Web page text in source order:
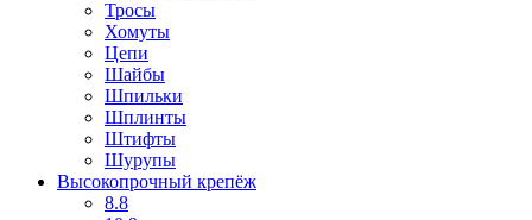
Тросы
Хомуты
Цепи
Шайбы
Шпильки
Шплинты
Штифты
Шурупы
Высокопрочный крепёж
8.8